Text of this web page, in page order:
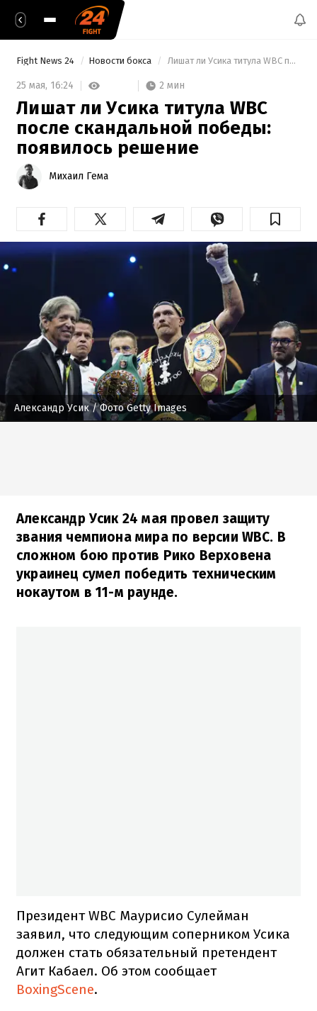
Fight News 24 Новости бокса Лишат ли Усика титула WBC после скандальной победы: появилось решение
25 мая, 16:24 2 мин
Лишат ли Усика титула WBC
после скандальной победы:
появилось решение
Михаил Гема
Александр Усик/ Фото Getty Images
Александр Усик 24 мая провел защиту
звания чемпиона мира по версии WBC. В
сложном бою против Рико Верховена
украинец сумел победить техническим
нокаутом в 11-м раунде.
Президент WBC Маурисио Сулейман
заявил, что следующим соперником Усика
должен стать обязательный претендент
Агит Кабаел. Об этом сообщает
BoxingScene.